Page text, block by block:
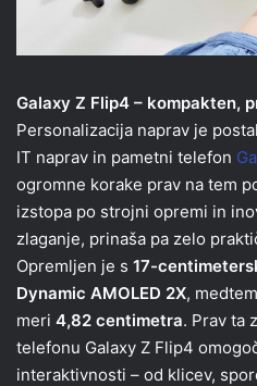
Galaxy Z Flip4 – kompakten,
Personalizacija naprav je
IT naprav in pametni telefon
ogromne korake prav na tem
izstopa po strojni opremi in
zlaganje, prinaša pa zelo
Opremljen je s 17-
Dynamic AMOLED 2X,
meri 4,82 centimetra. Prav ta
telefonu Galaxy Z Flip4
interaktivnosti – od klicev,